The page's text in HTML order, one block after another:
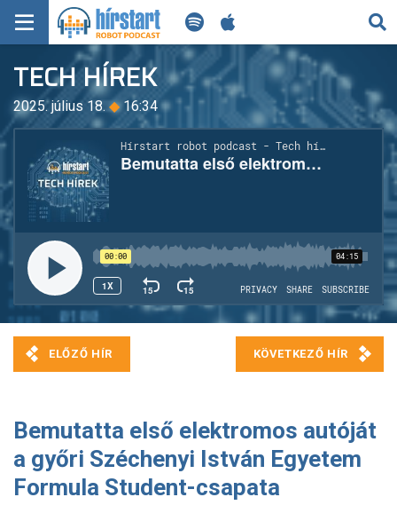
KERESÉS
KEZDŐLAP
FRISS HÍREK
TECH HÍREK
FILM-ZENE-SZÓRAKOZÁS
PLAYLIST
MI AZ A ROBOT PODCAST?
TECH HÍREK
2025. július 18. ◆ 16:34
Bemutatta első elektromos autóját
a győri Széchenyi István Egyetem
Formula Student-csapata